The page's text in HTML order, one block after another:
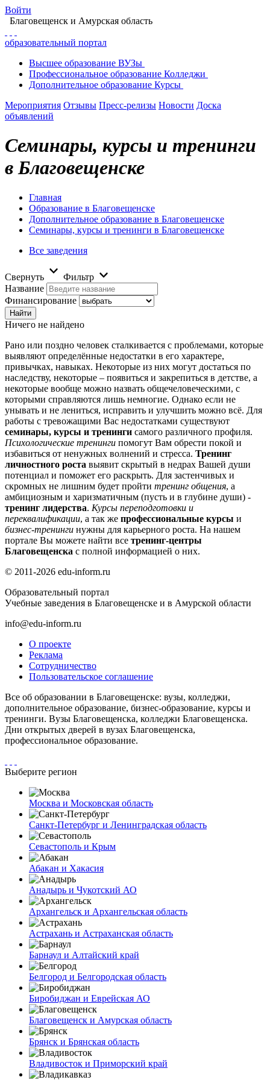
Войти
Благовещенск и Амурская область
образовательный портал
Высшее образование ВУЗы
Профессиональное образование Колледжи
Дополнительное образование Курсы
Мероприятия Отзывы Пресс-релизы Новости Доска
объявлений
Семинары, курсы и тренинги
в Благовещенске
Главная
Образование в Благовещенске
Дополнительное образование в Благовещенске
Семинары, курсы и тренинги в Благовещенске
Все заведения
Свернуть
Фильтр
Название
Финансирование
Ничего не найдено
Рано или поздно человек сталкивается с проблемами, которые
выявляют определённые недостатки в его характере,
привычках, навыках. Некоторые из них могут достаться по
наследству, некоторые – появиться и закрепиться в детстве, а
некоторые вообще можно назвать общечеловеческими, с
которыми справляются лишь немногие. Однако если не
унывать и не лениться, исправить и улучшить можно всё. Для
работы с тревожащими Вас недостатками существуют
семинары, курсы и тренинги самого различного профиля.
Психологические тренинги помогут Вам обрести покой и
избавиться от ненужных волнений и стресса. Тренинг
личностного роста выявит скрытый в недрах Вашей души
потенциал и поможет его раскрыть. Для застенчивых и
скромных не лишним будет пройти тренинг общения, а
амбициозным и харизматичным (пусть и в глубине души) -
тренинг лидерства. Курсы переподготовки и
переквалификации, а так же профессиональные курсы и
бизнес-тренинги нужны для карьерного роста. На нашем
портале Вы можете найти все тренинг-центры
Благовещенска с полной информацией о них.
© 2011-2026 edu-inform.ru
Образовательный портал
Учебные заведения в Благовещенске и в Амурской области
info@edu-inform.ru
О проекте
Реклама
Сотрудничество
Пользовательское соглашение
Все об образовании в Благовещенске: вузы, колледжи,
дополнительное образование, бизнес-образование, курсы и
тренинги. Вузы Благовещенска, колледжи Благовещенска.
Дни открытых дверей в вузах Благовещенска,
профессиональное образование.
Выберите регион
Москва и Московская область
Санкт-Петербург и Ленинградская область
Севастополь и Крым
Абакан и Хакасия
Анадырь и Чукотский АО
Архангельск и Архангельская область
Астрахань и Астраханская область
Барнаул и Алтайский край
Белгород и Белгородская область
Биробиджан и Еврейская АО
Благовещенск и Амурская область
Брянск и Брянская область
Владивосток и Приморский край